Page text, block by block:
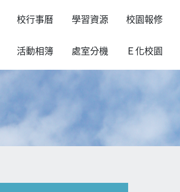
校行事曆 學習資源 校園報修
活動相簿 處室分機 Ｅ化校園